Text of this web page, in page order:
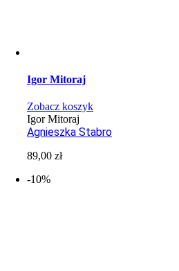
Igor Mitoraj
Zobacz koszyk
Igor Mitoraj
Agnieszka Stabro
89,00zł
-10%